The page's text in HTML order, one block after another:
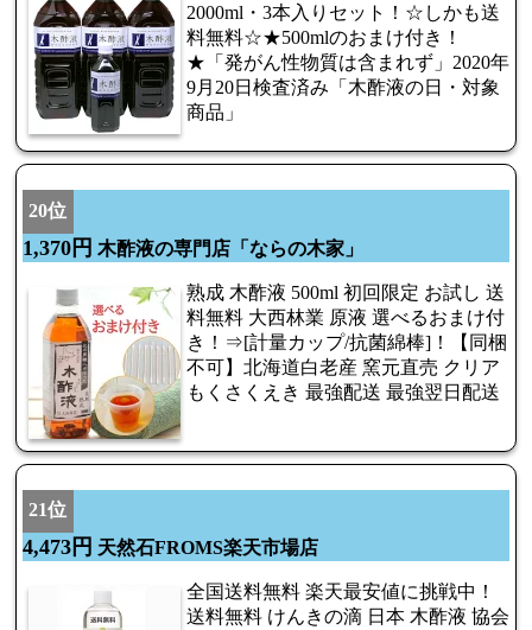
2000ml・3本入りセット！☆しかも送
料無料☆★500mlのおまけ付き！
★「発がん性物質は含まれず」2020年
9月20日検査済み「木酢液の日・対象
商品」
20位
1,370円 木酢液の専門店「ならの木家」
熟成 木酢液 500ml 初回限定 お試し 送
料無料 大西林業 原液 選べるおまけ付
き！⇒[計量カップ/抗菌綿棒]！【同梱
不可】北海道白老産 窯元直売 クリア
もくさくえき 最強配送 最強翌日配送
21位
4,473円 天然石FROMS楽天市場店
全国送料無料 楽天最安値に挑戦中！
送料無料 けんきの滴 日本 木酢液 協会